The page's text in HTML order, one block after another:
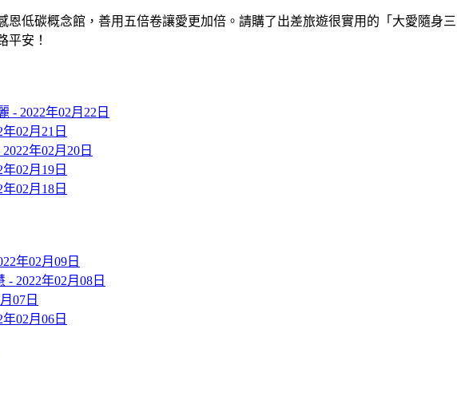
恩低碳概念館，善用五倍卷讓愛更加倍。請購了出差旅遊很實用的「大愛隨身
平安！
- 2022年02月22日
年02月21日
2022年02月20日
年02月19日
年02月18日
年02月09日
- 2022年02月08日
07日
年02月06日